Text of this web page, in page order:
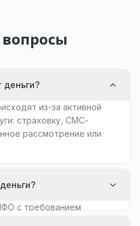
из-за активной
страховку, СМС-
рассмотрение или
с требованием